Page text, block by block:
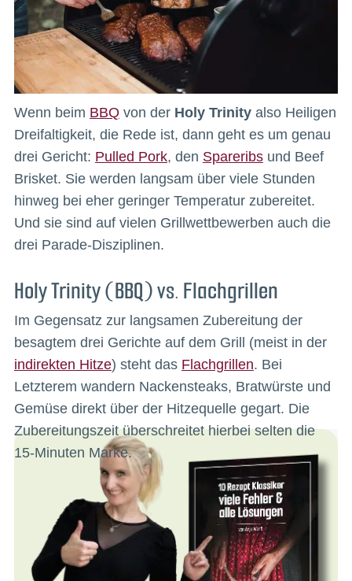
Wenn beim BBQvon der Holy Trinityalso Heiligen
Dreifaltigkeit, die Rede ist, dann geht es um genau
drei Gericht: Pulled Pork, den Spareribsund Beef
Brisket. Sie werden langsam über viele Stunden
hinweg bei eher geringer Temperatur zubereitet.
Und sie sind auf vielen Grillwettbewerben auch die
drei Parade-Disziplinen.
Holy Trinity (BBQ) vs. Flachgrillen
Im Gegensatz zur langsamen Zubereitung der
besagtem drei Gerichte auf dem Grill (meist in der
indirekten Hitze) steht das Flachgrillen. Bei
Letzterem wandern Nackensteaks, Bratwürste und
Gemüse direkt über der Hitzequelle gegart. Die
Zubereitungszeit überschreitet hierbei selten die
15-Minuten Marke.